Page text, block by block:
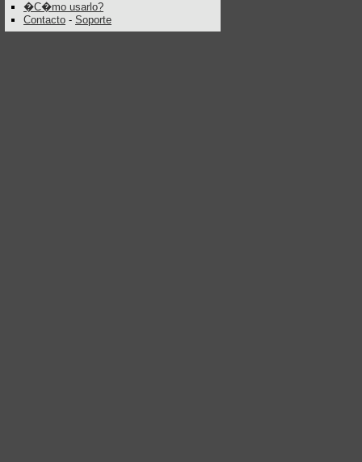
�C�mo usarlo?
Contacto - Soporte